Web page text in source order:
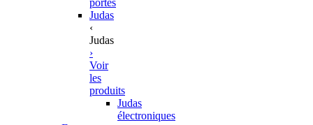
Judas
‹
Judas
›
Voir
les
produits
Judas
électroniques